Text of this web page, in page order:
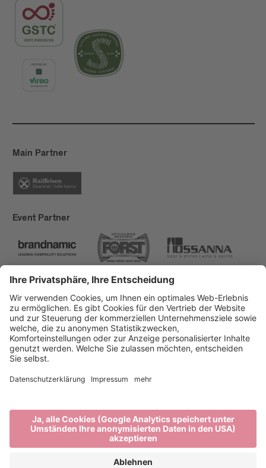
Main Partner
Event Partner
Brixen Tourismus
Privacy
Impressum
Förderungen
produced by